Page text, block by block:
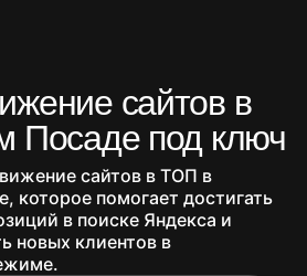
сайтов в
Посаде под ключ
сайтов в ТОП в
которое помогает достигать
в поиске Яндекса и
новых клиентов в